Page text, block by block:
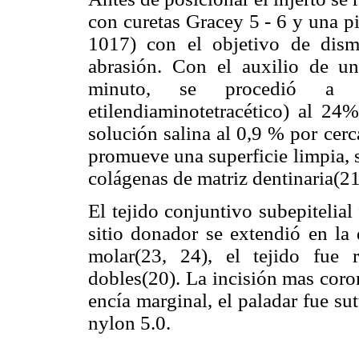
con curetas Gracey 5 - 6 y una
1017) con el objetivo de
abrasión. Con el auxilio de
minuto, se procedió a
etilendiaminotetracético) al
solución salina al 0,9 % por
promueve una superficie
colágenas de matriz
El tejido conjuntivo subepitelial
sitio donador se extendió en
molar(23, 24), el tejido fue
dobles(20). La incisión mas
encía marginal, el paladar fue
nylon 5.0.